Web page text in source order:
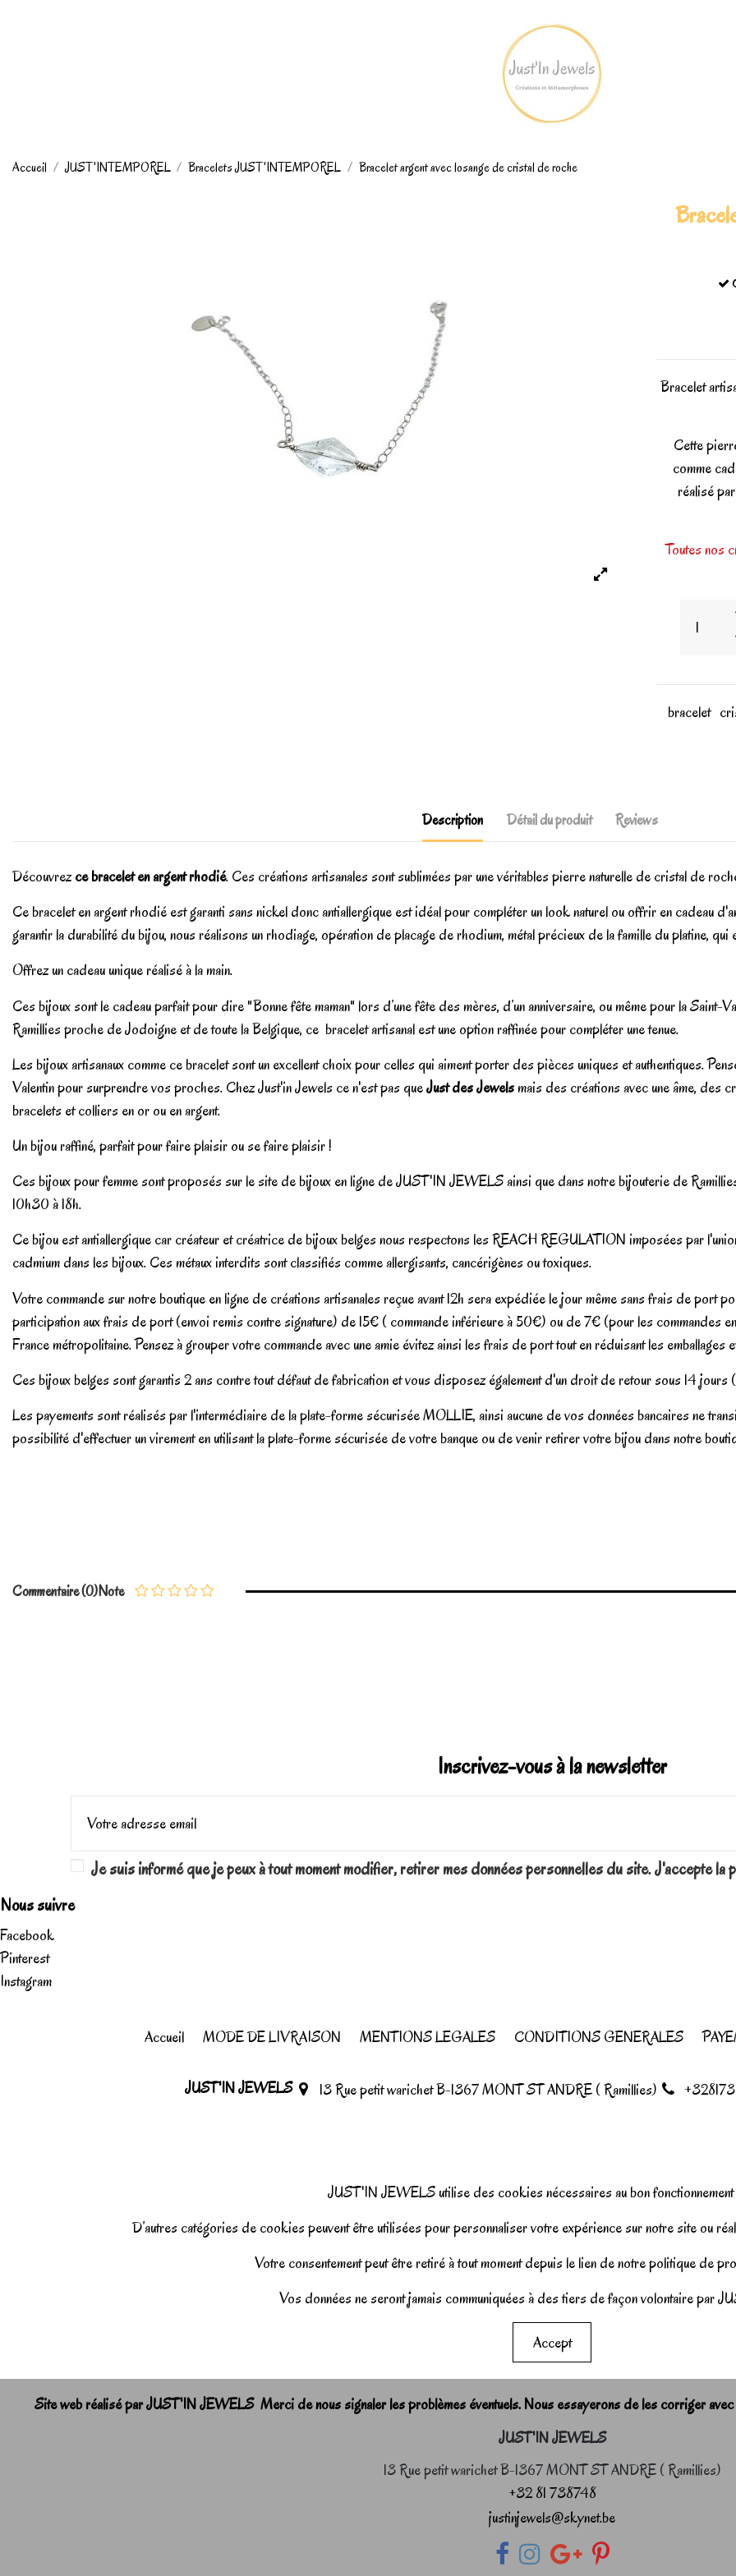
Accueil JUST'INTEMPOREL Bracelets JUST'INTEMPOREL Bracelet argent avec losange de cristal de roche
Bracelet
Cette
comme
réalisé
Toutes nos
bracelet
Description Détail du produit Reviews
Découvrezce bracelet en argent rhodié. Ces créations artisanales sont sublimées par une véritables pierre naturelle de cristal de
Ce bracelet en argent rhodié est garanti sans nickel donc antiallergique est idéal pour compléter un look naturel ou offrir en cadeau
garantir la durabilité du bijou, nous réalisons un rhodiage, opération de placage de rhodium, métal précieux de la famille du platine, qui
Offrez un cadeau unique réalisé à la main.
Ces bijoux sont le cadeau parfait pour dire "Bonne fête maman" lors d’une fête des mères, d’un anniversaire, ou même pour la
Ramillies proche de Jodoigne et de toute la Belgique, ce bracelet artisanal est une option raffinée pour compléter une tenue.
Les bijoux artisanaux comme ce bracelet sont un excellent choix pour celles qui aiment porter des pièces uniques et authentiques.
Valentin pour surprendre vos proches. Chez Just'in Jewels ce n'est pas queJust des Jewels mais des créations avec une âme, des
bracelets et colliers en or ou en argent.
Un bijou raffiné, parfait pour faire plaisir ou se faire plaisir !
Ces bijoux pour femme sont proposés sur le site de bijoux en ligne de JUST'IN JEWELS ainsi que dans notre bijouterie de
10h30 à 18h.
Ce bijou est antiallergique car créateur et créatrice de bijoux belges nous respectons les REACH REGULATION imposées par
cadmium dans les bijoux. Ces métaux interdits sont classifiés comme allergisants, cancérigènes ou toxiques.
Votre commande sur notre boutique en ligne de créations artisanales reçue avant 12h sera expédiée le jour même sans frais de port
participation aux frais de port (envoi remis contre signature) de 15€ ( commande inférieure à 50€) ou de 7€ (pour les commandes
France métropolitaine. Pensez à grouper votre commande avec une amie évitez ainsi les frais de port tout en réduisant les emballages
Ces bijoux belges sont garantis 2 ans contre tout défaut de fabrication et vous disposez également d'un droit de retour sous 14
Les payements sont réalisés par l'intermédiaire de la plate-forme sécurisée MOLLIE, ainsi aucune de vos données bancaires ne
possibilité d'effectuer un virement en utilisant la plate-forme sécurisée de votre banque ou de venir retirer votre bijou dans notre
Note
Commentaire (0)
Inscrivez-vous à la newsletter
Je suis informé que je peux à tout moment modifier, retirer mes données personnelles du site. J'accepte
Nous suivre
Facebook
Pinterest
Instagram
Accueil MODE DE LIVRAISON MENTIONS LEGALES CONDITIONS GENERALES
JUST'IN JEWELS 13 Rue petit warichet B-1367 MONT ST ANDRE ( Ramillies)
JUST'IN JEWELS utilise des cookies nécessaires au bon
D’autres catégories de cookies peuvent être utilisées pour personnaliser votre expérience sur notre site ou
Votre consentement peut être retiré à tout moment depuis le lien de notre politique de
Vos données ne seront jamais communiquées à des tiers de façon volontaire par
Accept
Site web réalisé par JUST'IN JEWELS Merci de nous signaler les problèmes éventuels. Nous essayerons de les corriger
JUST'IN JEWELS
13 Rue petit warichet B-1367 MONT ST ANDRE ( Ramillies)
+32 81 738748
justinjewels@skynet.be